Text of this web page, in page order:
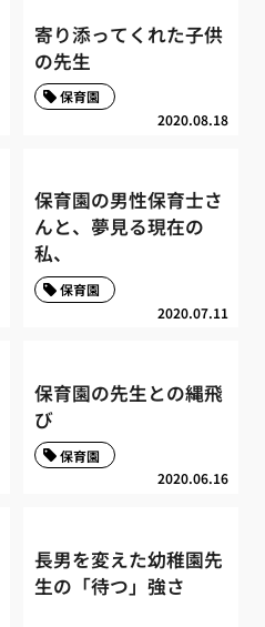
寄り添ってくれた子供
の先生
2020.08.18
保育園
保育園の男性保育士さ
んと、夢見る現在の
私、
2020.07.11
保育園
保育園の先生との縄飛
び
2020.06.16
保育園
長男を変えた幼稚園先
生の「待つ」強さ